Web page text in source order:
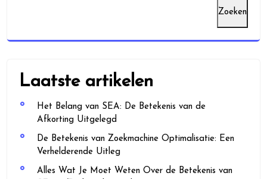
Zoeken
Laatste artikelen
Het Belang van SEA: De Betekenis van de
Afkorting Uitgelegd
De Betekenis van Zoekmachine Optimalisatie: Een
Verhelderende Uitleg
Alles Wat Je Moet Weten Over de Betekenis van